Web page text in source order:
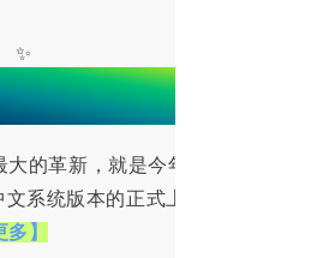
✨
贝尔宾I8中文系统上
线
的革新，就是今年
文系统版本的正式上
】